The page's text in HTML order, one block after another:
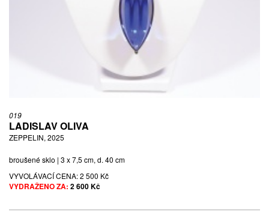
019
LADISLAV OLIVA
ZEPPELIN, 2025
broušené sklo | 3 x 7,5 cm, d. 40 cm
VYVOLÁVACÍ CENA:2 500 Kč
VYDRAŽENO ZA: 2 600 Kč